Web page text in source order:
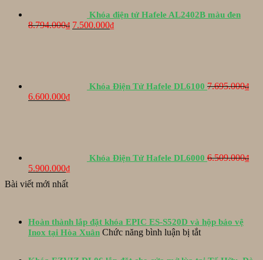
Khóa điện tử Hafele AL2402B màu đen
8.794.000₫ Giá
7.500.000₫Giá
Khóa Điện Tử Hafele DL6100 7.695.000₫
Giá
6.600.000₫Giá
Khóa Điện Tử Hafele DL6000 6.509.000₫
Giá
gốc
là:
5.900.000₫Giá
Bài viết mới nhất
Hoàn thành lắp đặt khóa EPIC ES-S520D và hộp bảo vệ
Inox tại Hòa Xuân Chức năng bình luận bị tắtở